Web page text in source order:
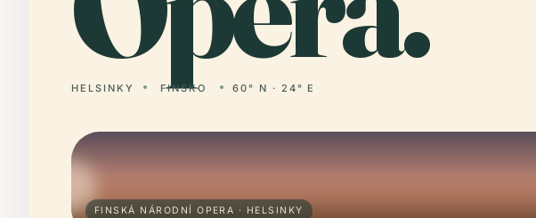
HELSINKY FINSKO 60° N · 24° E
FINSKÁ NÁRODNÍ OPERA · HELSINKY